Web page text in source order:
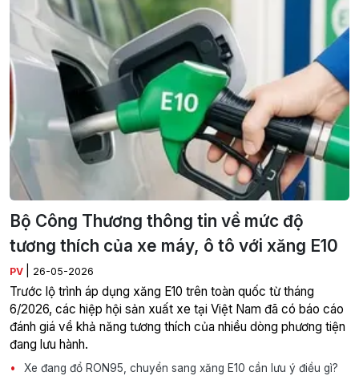
Bộ Công Thương thông tin về mức độ
tương thích của xe máy, ô tô với xăng E10
PV 26-05-2026
Trước lộ trình áp dụng xăng E10 trên toàn quốc từ tháng
6/2026, các hiệp hội sản xuất xe tại Việt Nam đã có báo cáo
đánh giá về khả năng tương thích của nhiều dòng phương tiện
đang lưu hành.
Xe đang đổ RON95, chuyển sang xăng E10 cần lưu ý điều gì?